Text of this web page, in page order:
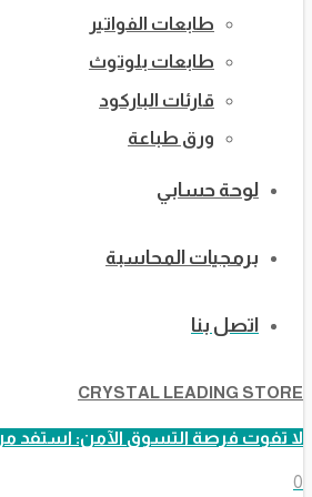
طابعات الفواتير
طابعات بلوتوث
قارئات الباركود
ورق طباعة
لوحة حسابي
برمجيات المحاسبة
اتصل بنا
CRYSTAL LEADING STORE
لا تفوت فرصة التسوق الآمن: استفد
0